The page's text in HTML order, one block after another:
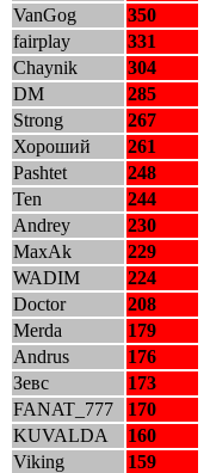
VanGog
350
fairplay
331
Chaynik
304
DM
285
Strong
267
Хороший
261
Pashtet
248
Ten
244
Andrey
230
MaxAk
229
WADIM
224
Doctor
208
Merda
179
Andrus
176
Зевс
173
FANAT_777
170
KUVALDA
160
Viking
159